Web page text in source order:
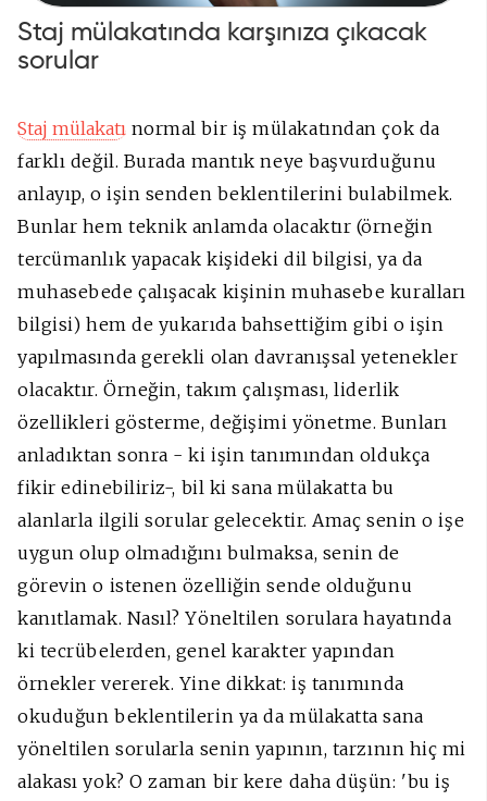
Staj mülakatında karşınıza çıkacak
sorular
Staj mülakatı normal bir iş mülakatından çok da
farklı değil. Burada mantık neye başvurduğunu
anlayıp, o işin senden beklentilerini bulabilmek.
Bunlar hem teknik anlamda olacaktır (örneğin
tercümanlık yapacak kişideki dil bilgisi, ya da
muhasebede çalışacak kişinin muhasebe kuralları
bilgisi) hem de yukarıda bahsettiğim gibi o işin
yapılmasında gerekli olan davranışsal yetenekler
olacaktır. Örneğin, takım çalışması, liderlik
özellikleri gösterme, değişimi yönetme. Bunları
anladıktan sonra - ki işin tanımından oldukça
fikir edinebiliriz-, bil ki sana mülakatta bu
alanlarla ilgili sorular gelecektir. Amaç senin o işe
uygun olup olmadığını bulmaksa, senin de
görevin o istenen özelliğin sende olduğunu
kanıtlamak. Nasıl? Yöneltilen sorulara hayatında
ki tecrübelerden, genel karakter yapından
örnekler vererek. Yine dikkat: iş tanımında
okuduğun beklentilerin ya da mülakatta sana
yöneltilen sorularla senin yapının, tarzının hiç mi
alakası yok? O zaman bir kere daha düşün: 'bu iş